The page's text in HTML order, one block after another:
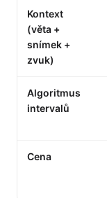
Kontext
(věta +
snímek +
zvuk)
Algoritmus
intervalů
Cena